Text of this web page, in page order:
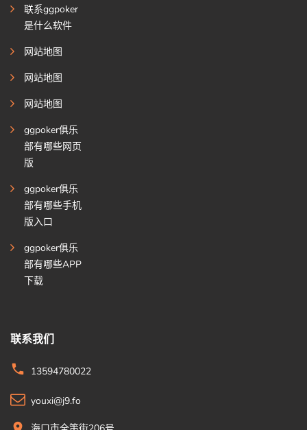
联系ggpoker
是什么软件
网站地图
网站地图
网站地图
ggpoker俱乐
部有哪些网页
版
ggpoker俱乐
部有哪些手机
版入口
ggpoker俱乐
部有哪些APP
下载
联系我们
13594780022
youxi@j9.fo